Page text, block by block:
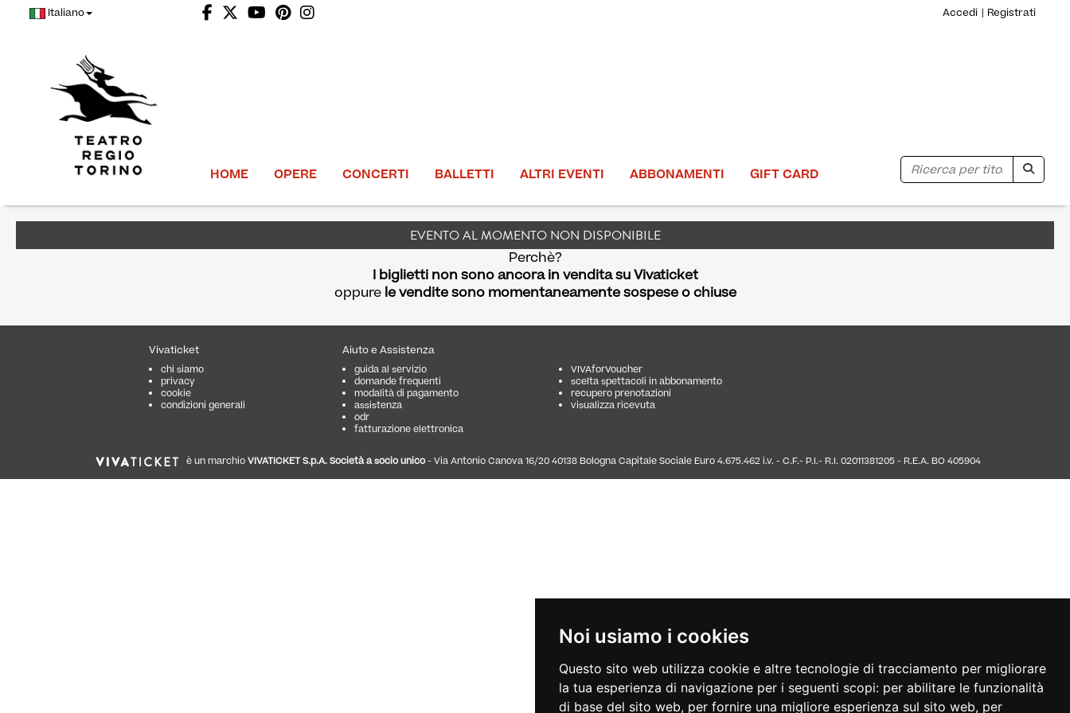
Noi usiamo i cookies
Questo sito web utilizza cookie e altre tecnologie di tracciamento per migliorare
la tua esperienza di navigazione per i seguenti scopi: per abilitare le funzionalità
di base del sito web, per fornire una migliore esperienza sul sito web, per
Italiano Accedi Registrati
HOME OPERE CONCERTI BALLETTI ALTRI EVENTI ABBONAMENTI GIFT CARD
Ricerca
EVENTO AL MOMENTO NON DISPONIBILE
Perchè?
I biglietti non sono ancora in vendita su Vivaticket
oppure le vendite sono momentaneamente sospese o chiuse
Vivaticket
chi siamo
privacy
cookie
condizioni generali
Aiuto e Assistenza
guida al servizio
domande frequenti
modalità di pagamento
assistenza
odr
fatturazione elettronica
VIVAforVoucher
scelta spettacoli in abbonamento
recupero prenotazioni
visualizza ricevuta
è un marchioVIVATICKET S.p.A. Società a socio unico- Via Antonio Canova 16/20 40138 Bologna Capitale Sociale Euro 4.675.462 i.v. - C.F.- P.I.- R.I. 02011381205 - R.E.A. BO 405904